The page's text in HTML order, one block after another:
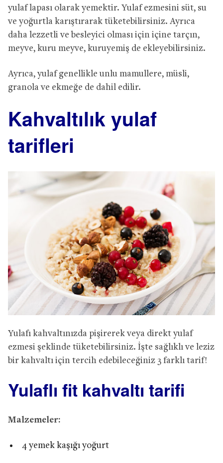
yulaf lapası olarak yemektir. Yulaf ezmesini süt, su
ve yoğurtla karıştırarak tüketebilirsiniz. Ayrıca
daha lezzetli ve besleyici olması için içine tarçın,
meyve, kuru meyve, kuruyemiş de ekleyebilirsiniz.
Ayrıca, yulaf genellikle unlu mamullere, müsli,
granola ve ekmeğe de dahil edilir.
Kahvaltılık yulaf
tarifleri
Yulafı kahvaltınızda pişirerek veya direkt yulaf
ezmesi şeklinde tüketebilirsiniz. İşte sağlıklı ve leziz
bir kahvaltı için tercih edebileceğiniz 3 farklı tarif!
Yulaflı fit kahvaltı tarifi
Malzemeler:
4 yemek kaşığı yoğurt